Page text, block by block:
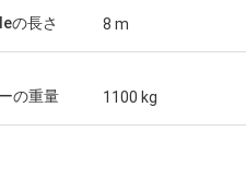
の長さ 8 m
の重量 1100 kg